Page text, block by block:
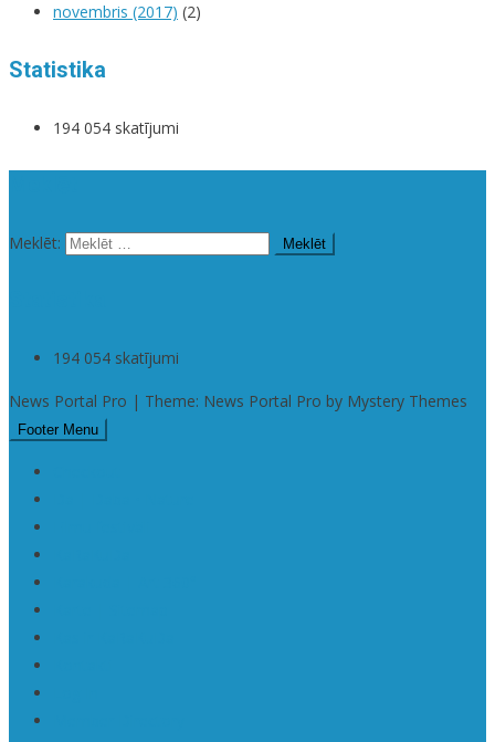
novembris (2017) (2)
Statistika
194 054 skatījumi
Meklēt:
194 054 skatījumi
News Portal Pro | Theme: News Portal Pro by Mystery Themes
Footer Menu